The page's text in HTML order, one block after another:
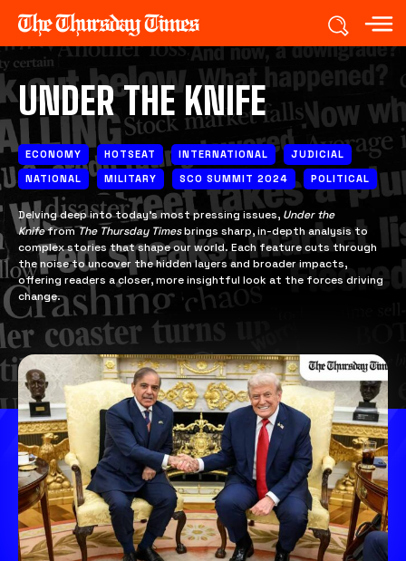
UNDER THE KNIFE
ECONOMY HOTSEAT INTERNATIONAL
JUDICIAL
NATIONAL
MILITARY SCO SUMMIT 2024 POLITICAL
Delving deep into today’s most pressing issues, Under the
KnifefromThe Thursday Timesbrings sharp, in-depth analysis to
complex stories that shape our world. Each feature cuts through
the noise to uncover the hidden layers and broader impacts,
offering readers a closer, more insightful look at the forces driving
change.